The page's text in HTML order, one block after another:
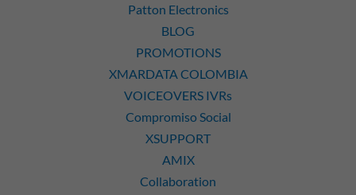
Patton Electronics
BLOG
PROMOTIONS
XMARDATA COLOMBIA
VOICEOVERS IVRs
Compromiso Social
XSUPPORT
AMIX
Collaboration